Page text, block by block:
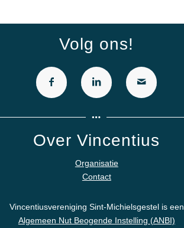
Volg ons!
Over Vincentius
Organisatie
Contact
Vincentiusvereniging Sint-Michielsgestel is een
Algemeen Nut Beogende Instelling (ANBI)